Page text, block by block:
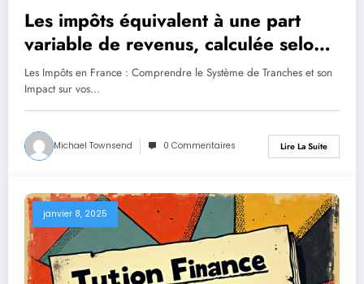
Les impôts équivalent à une part
variable de revenus, calculée selon
des tranches spécifiques.
Les Impôts en France : Comprendre le Système de Tranches et son
Impact sur vos…
Michael Townsend 0 Commentaires Lire La Suite
janvier 8, 2025